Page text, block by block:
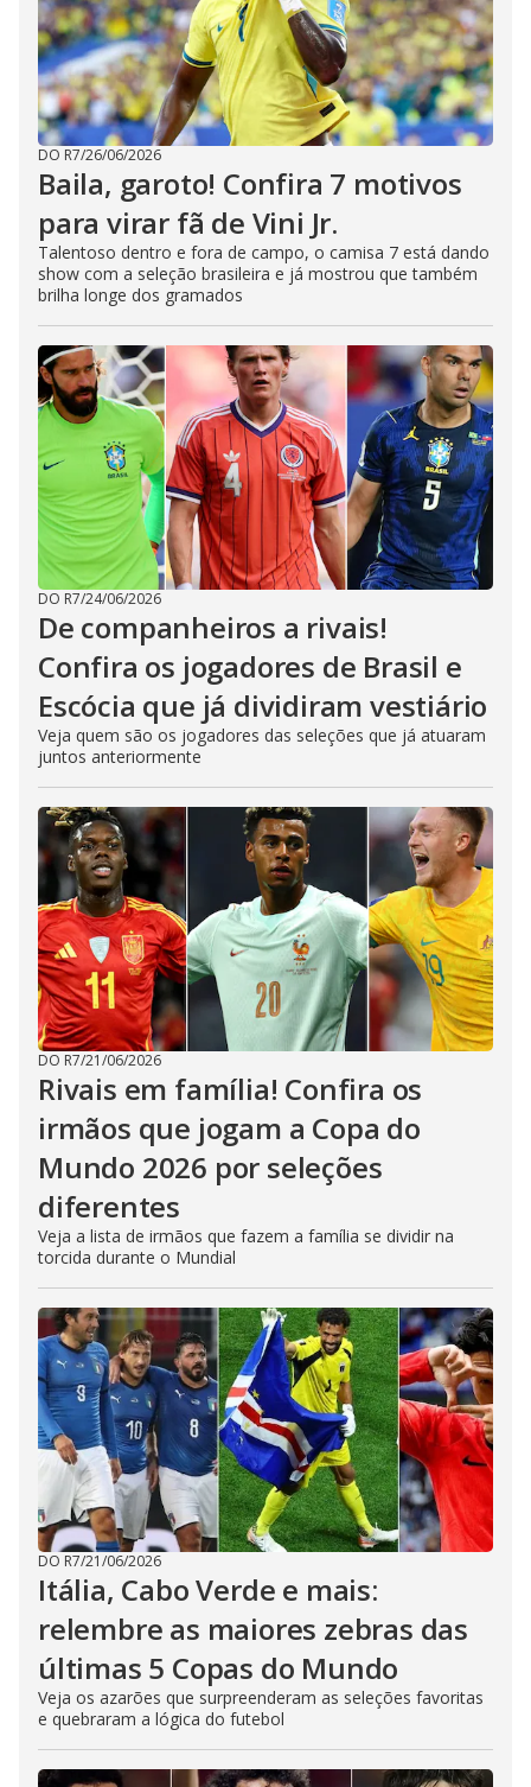
DO R7/26/06/2026
Baila, garoto! Confira 7 motivos
para virar fã de Vini Jr.
Talentoso dentro e fora de campo, o camisa 7 está dando
show com a seleção brasileira e já mostrou que também
brilha longe dos gramados
DO R7/24/06/2026
De companheiros a rivais!
Confira os jogadores de Brasil e
Escócia que já dividiram vestiário
Veja quem são os jogadores das seleções que já atuaram
juntos anteriormente
DO R7/21/06/2026
Rivais em família! Confira os
irmãos que jogam a Copa do
Mundo 2026 por seleções
diferentes
Veja a lista de irmãos que fazem a família se dividir na
torcida durante o Mundial
DO R7/21/06/2026
Itália, Cabo Verde e mais:
relembre as maiores zebras das
últimas 5 Copas do Mundo
Veja os azarões que surpreenderam as seleções favoritas
e quebraram a lógica do futebol